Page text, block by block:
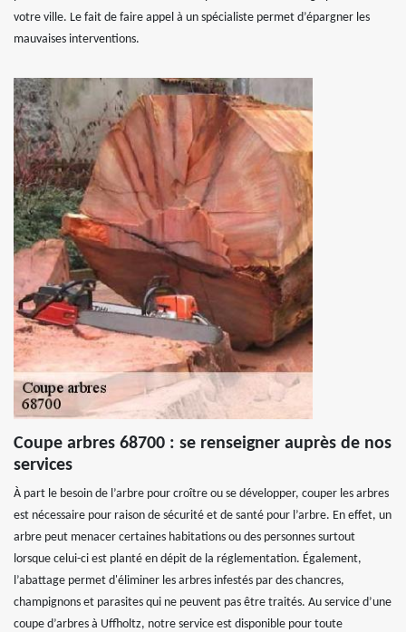
votre ville. Le fait de faire appel à un spécialiste permet d’épargner les
mauvaises interventions.
Coupe arbres 68700 : se renseigner auprès de nos
services
À part le besoin de l’arbre pour croître ou se développer, couper les arbres
est nécessaire pour raison de sécurité et de santé pour l’arbre. En effet, un
arbre peut menacer certaines habitations ou des personnes surtout
lorsque celui-ci est planté en dépit de la réglementation. Également,
l’abattage permet d'éliminer les arbres infestés par des chancres,
champignons et parasites qui ne peuvent pas être traités. Au service d’une
coupe d’arbres à Uffholtz, notre service est disponible pour toute